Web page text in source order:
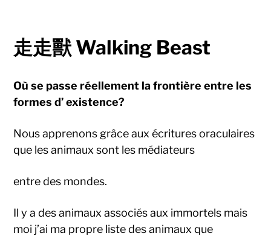
⾛走獸 Walking Beast
Où se passe réellement la frontière entre les
formes d’ existence?
Nous apprenons grâce aux écritures oraculaires
que les animaux sont les médiateurs
entre des mondes.
Il y a des animaux associés aux immortels mais
moi j’ai ma propre liste des animaux que